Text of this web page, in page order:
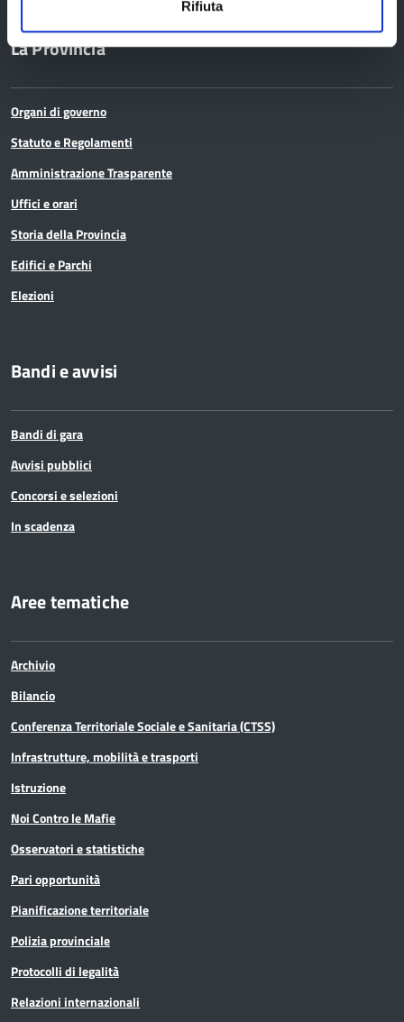
Rifiuta
La Provincia
Organi di governo
Statuto e Regolamenti
Amministrazione Trasparente
Uffici e orari
Storia della Provincia
Edifici e Parchi
Elezioni
Bandi e avvisi
Bandi di gara
Avvisi pubblici
Concorsi e selezioni
In scadenza
Aree tematiche
Archivio
Bilancio
Conferenza Territoriale Sociale e Sanitaria (CTSS)
Infrastrutture, mobilità e trasporti
Istruzione
Noi Contro le Mafie
Osservatori e statistiche
Pari opportunità
Pianificazione territoriale
Polizia provinciale
Protocolli di legalità
Relazioni internazionali